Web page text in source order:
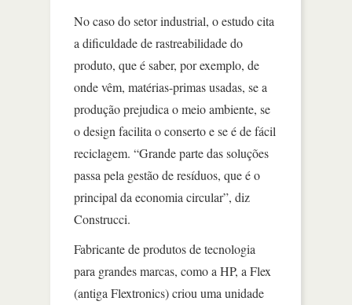
No caso do setor industrial, o estudo cita
a dificuldade de rastreabilidade do
produto, que é saber, por exemplo, de
onde vêm, matérias-primas usadas, se a
produção prejudica o meio ambiente, se
o design facilita o conserto e se é de fácil
reciclagem. “Grande parte das soluções
passa pela gestão de resíduos, que é o
principal da economia circular”, diz
Construcci.
Fabricante de produtos de tecnologia
para grandes marcas, como a HP, a Flex
(antiga Flextronics) criou uma unidade